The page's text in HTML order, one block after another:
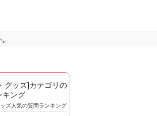
グッズ]カテゴリの
キング
ズ人気の質問ランキング